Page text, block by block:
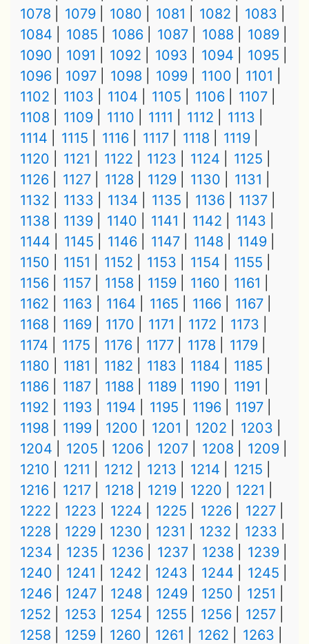
1078
1079 1080 1081 1082
1083
1084
1085 1086 1087 1088
1089
1090
1091 1092 1093 1094
1095
1096
1097 1098 1099 1100
1101
1102
1103 1104 1105 1106
1107
1108
1109 1110 1111 1112
1113
1114
1115 1116 1117 1118
1119
1120
1121 1122 1123 1124
1125
1126
1127 1128 1129 1130
1131
1132
1133 1134 1135 1136
1137
1138
1139 1140 1141 1142
1143
1144
1145 1146 1147 1148
1149
1150
1151 1152 1153 1154
1155
1156
1157 1158 1159 1160
1161
1162
1163 1164 1165 1166
1167
1168
1169 1170 1171 1172
1173
1174
1175 1176 1177 1178
1179
1180
1181 1182 1183 1184
1185
1186
1187 1188 1189 1190
1191
1192
1193 1194 1195 1196
1197
1198
1199 1200 1201 1202
1203
1204
1205 1206 1207 1208
1209
1210
1211 1212 1213 1214
1215
1216
1217 1218 1219 1220
1221
1222
1223 1224 1225 1226
1227
1228
1229 1230 1231 1232
1233
1234
1235 1236 1237 1238
1239
1240
1241 1242 1243 1244
1245
1246
1247 1248 1249 1250
1251
1252
1253 1254 1255 1256
1257
1258
1259 1260 1261 1262
1263